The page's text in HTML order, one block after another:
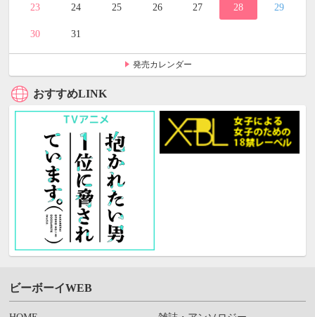
23 24 25 26 27 28 29
30 31
発売カレンダー
おすすめLINK
ビーボーイWEB